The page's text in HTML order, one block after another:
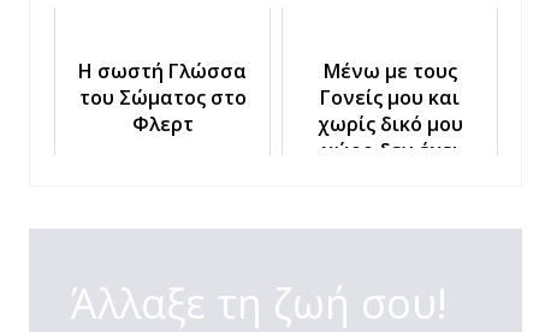
Η σωστή Γλώσσα
του Σώματος στο
Φλερτ
Μένω με τους
Γονείς μου και
χωρίς δικό μου
χώρο δεν έχει
Άλλαξε τη ζωή σου!